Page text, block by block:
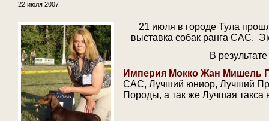
22 июля 2007
21 июля в городе Тула
выставка собак ранга САС.
В результате
Империя Мокко Жан Мишель
САС, Лучший юниор, Лучший
Породы, а так же Лучшая такса